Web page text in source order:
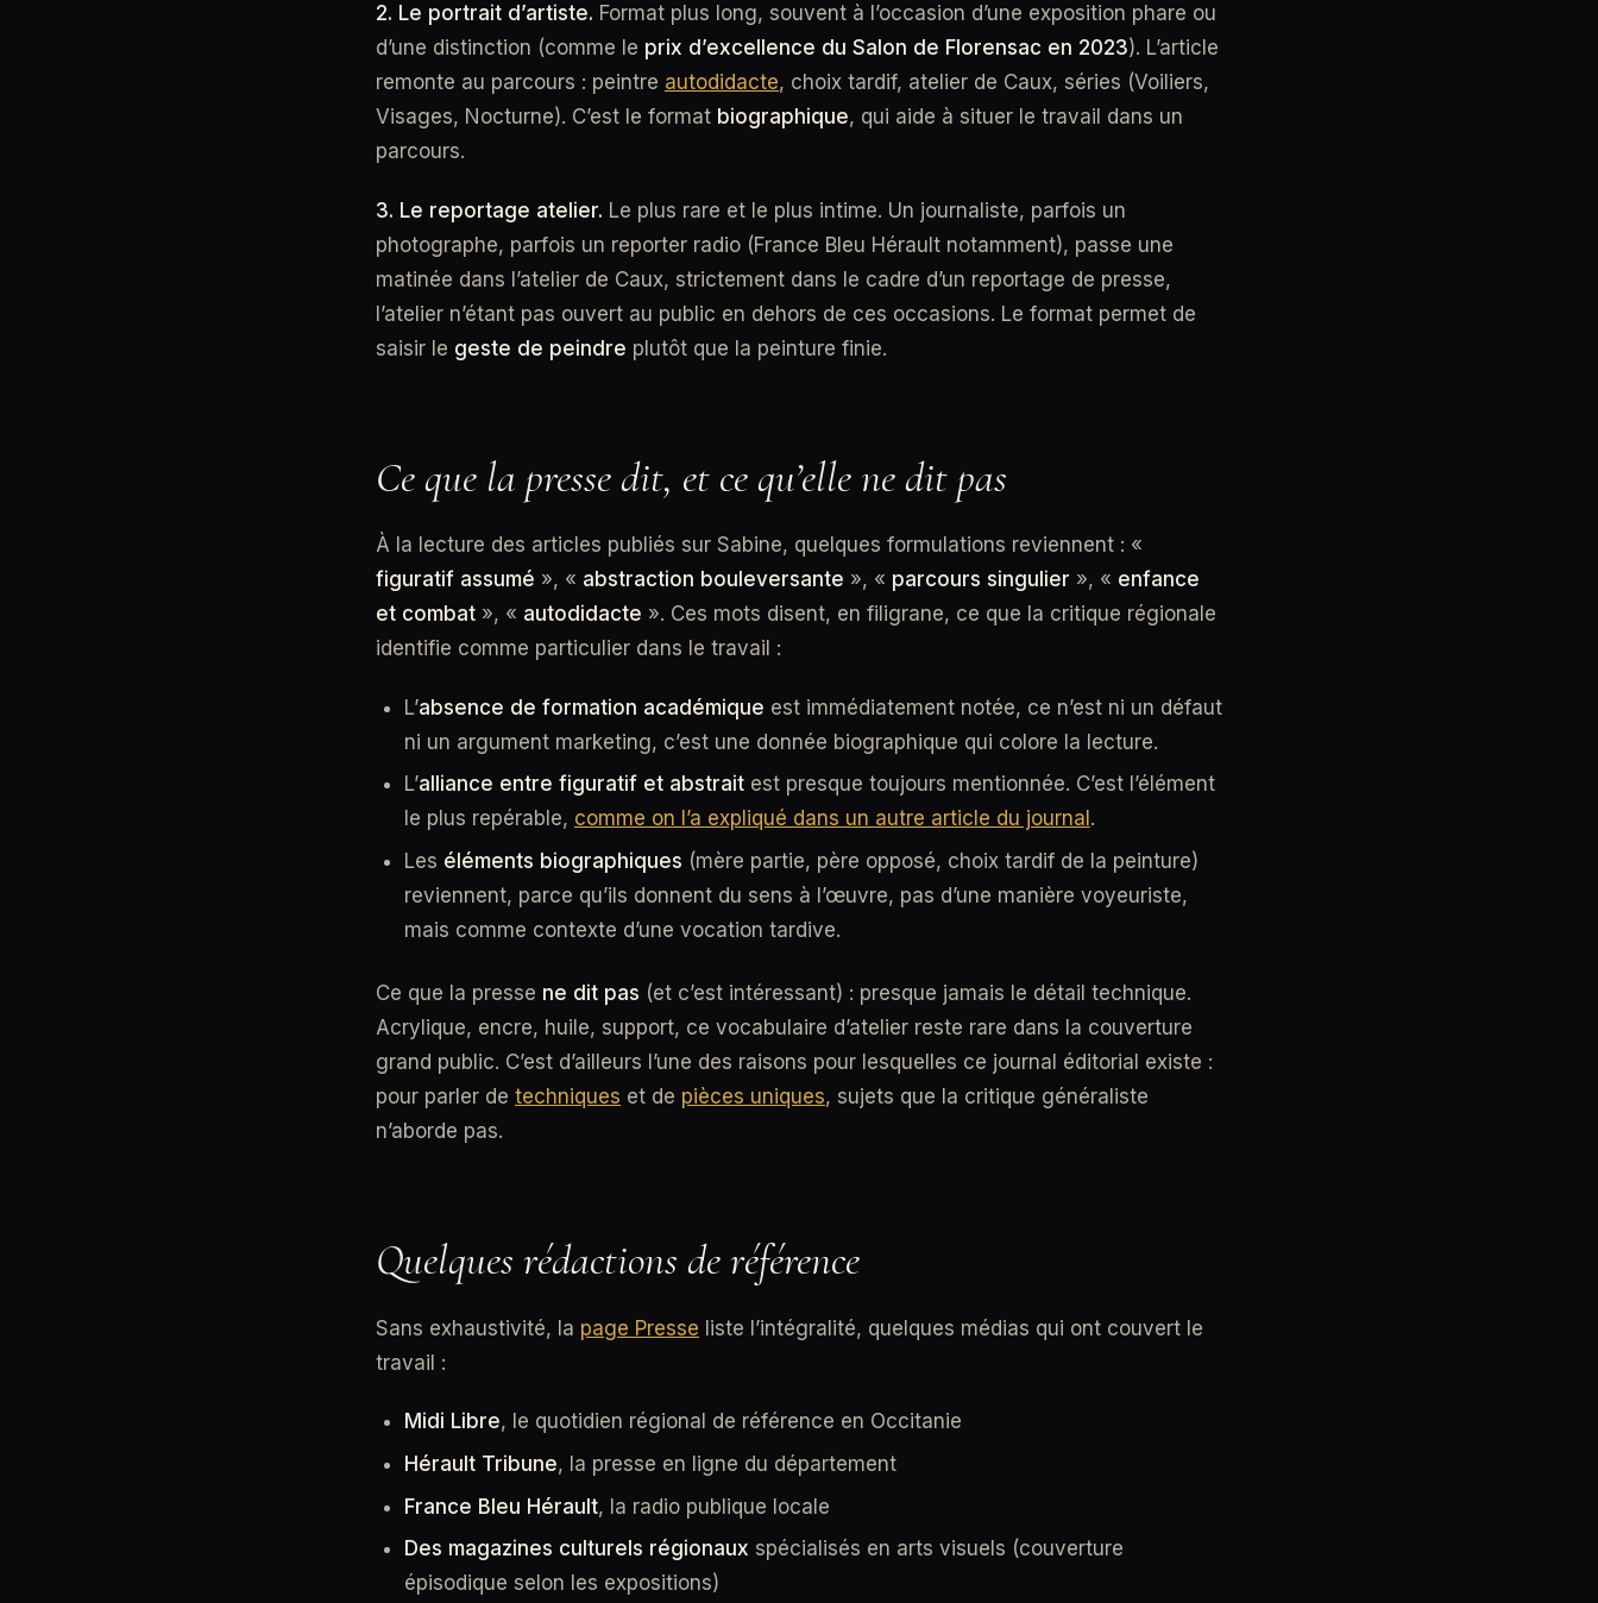
2. Le portrait d’artiste. Format plus long, souvent à l’occasion d’une exposition phare ou
d’une distinction (comme le prix d’excellence du Salon de Florensac en 2023). L’article
remonte au parcours : peintre autodidacte, choix tardif, atelier de Caux, séries (Voiliers,
Visages, Nocturne). C’est le format biographique, qui aide à situer le travail dans un
parcours.
3. Le reportage atelier. Le plus rare et le plus intime. Un journaliste, parfois un
photographe, parfois un reporter radio (France Bleu Hérault notamment), passe une
matinée dans l’atelier de Caux, strictement dans le cadre d’un reportage de presse,
l’atelier n’étant pas ouvert au public en dehors de ces occasions. Le format permet de
saisir le geste de peindre plutôt que la peinture finie.
Ce que la presse dit, et ce qu’elle ne dit pas
À la lecture des articles publiés sur Sabine, quelques formulations reviennent : «
figuratif assumé », « abstraction bouleversante », « parcours singulier », « enfance
et combat », « autodidacte ». Ces mots disent, en filigrane, ce que la critique régionale
identifie comme particulier dans le travail :
L’absence de formation académique est immédiatement notée, ce n’est ni un défaut
ni un argument marketing, c’est une donnée biographique qui colore la lecture.
L’alliance entre figuratif et abstraitest presque toujours mentionnée. C’est l’élément
le plus repérable, comme on l’a expliqué dans un autre article du journal .
Les éléments biographiques (mère partie, père opposé, choix tardif de la peinture)
reviennent, parce qu’ils donnent du sens à l’œuvre, pas d’une manière voyeuriste,
mais comme contexte d’une vocation tardive.
Ce que la presse ne dit pas (et c’est intéressant) : presque jamais le détail technique.
Acrylique, encre, huile, support, ce vocabulaire d’atelier reste rare dans la couverture
grand public. C’est d’ailleurs l’une des raisons pour lesquelles ce journal éditorial existe :
pour parler de techniques et de pièces uniques, sujets que la critique généraliste
n’aborde pas.
Quelques rédactions de référence
Sans exhaustivité, la page Presse liste l’intégralité, quelques médias qui ont couvert le
travail :
Midi Libre, le quotidien régional de référence en Occitanie
Hérault Tribune, la presse en ligne du département
France Bleu Hérault, la radio publique locale
Des magazines culturels régionaux spécialisés en arts visuels (couverture
épisodique selon les expositions)